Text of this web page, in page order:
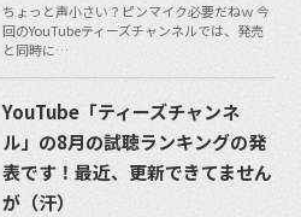
ちょっと声小さい？ピンマイク必要だねｗ 今
回のYouTubeティーズチャンネルでは、発売
と同時に…
YouTube「ティーズチャンネ
ル」の8月の試聴ランキングの発
表です！最近、更新できてません
が（汗）